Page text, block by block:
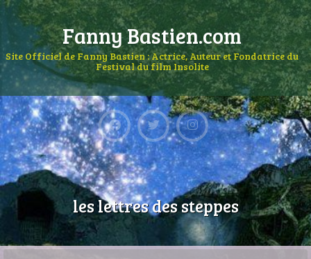
Fanny Bastien.com
Site Officiel de Fanny Bastien : Actrice, Auteur et Fondatrice du
Festival du film Insolite
les lettres des steppes